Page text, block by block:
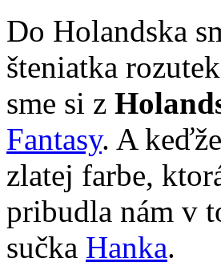
Do Holandska
šteniatka
sme si z
Fantasy. A
zlatej farbe,
pribudla nám v
sučka Hanka.